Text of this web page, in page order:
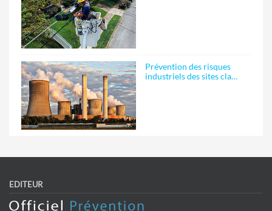
Prévention des risques
industriels des sites cla…
EDITEUR